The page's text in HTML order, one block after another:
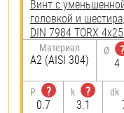
Винт с
головкой и
DIN 7984 TORX
Материал
А2 (AISI 304)
Ø
?
4
P
?
0.7
k
?
3.1
dk